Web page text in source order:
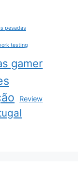
pesadas
testing
gamer
Review